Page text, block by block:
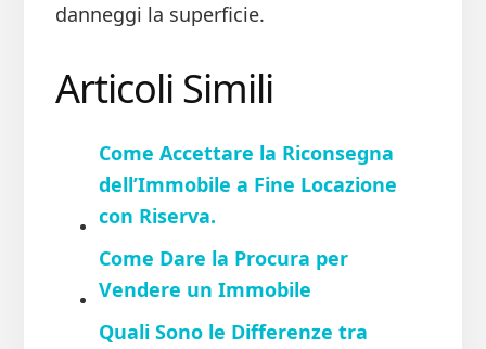
danneggi la superficie.
Articoli Simili
Come Accettare la Riconsegna
dell’Immobile a Fine Locazione
con Riserva.
Come Dare la Procura per
Vendere un Immobile
Quali Sono le Differenze tra